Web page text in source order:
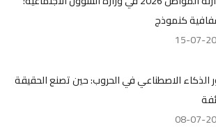
كنموذج
15-07-
الذكاء الاصطناعي في الحروب: حين تصنع الحقيقة
08-07-